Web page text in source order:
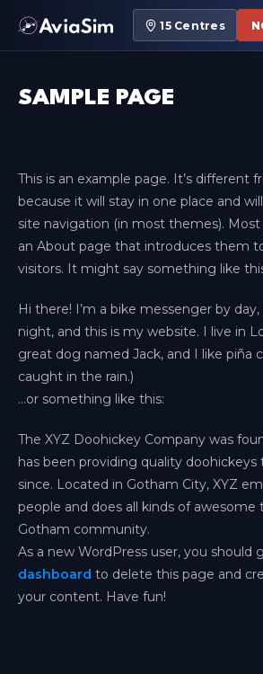
15Centres
SAMPLE PAGE
This is an example page. It’s different
because it will stay in one place and
site navigation (in most themes).
an About page that introduces them
visitors. It might say something like
Hi there! I’m a bike messenger by
night, and this is my website. I live in
great dog named Jack, and I like piña
caught in the rain.)
…or something like this:
The XYZ Doohickey Company was
has been providing quality
since. Located in Gotham City, XYZ
people and does all kinds of awesome
Gotham community.
As a new WordPress user, you should
dashboard to delete this page and
your content. Have fun!